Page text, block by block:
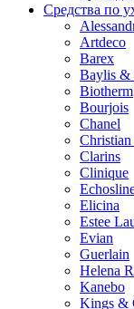
Средства по
Artdeco
Barex
Baylis &
Biotherm
Bourjois
Chanel
Clarins
Clinique
Elicina
Estee
Evian
Guerlain
Helena
Kanebo
Kings &